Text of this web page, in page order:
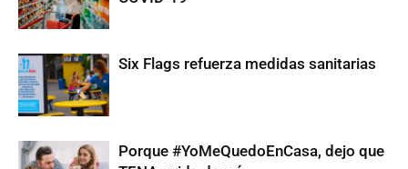
Six Flags refuerza medidas sanitarias
Porque #YoMeQuedoEnCasa, dejo que